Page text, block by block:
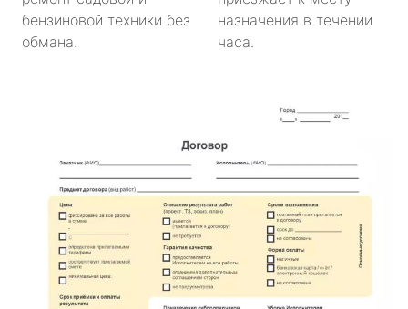
бензиновой техники без
обмана.
назначения в течении
часа.